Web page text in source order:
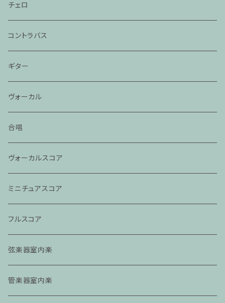
チェロ
コントラバス
ギター
ヴォーカル
合唱
ヴォーカルスコア
ミニチュアスコア
フルスコア
弦楽器室内楽
管楽器室内楽